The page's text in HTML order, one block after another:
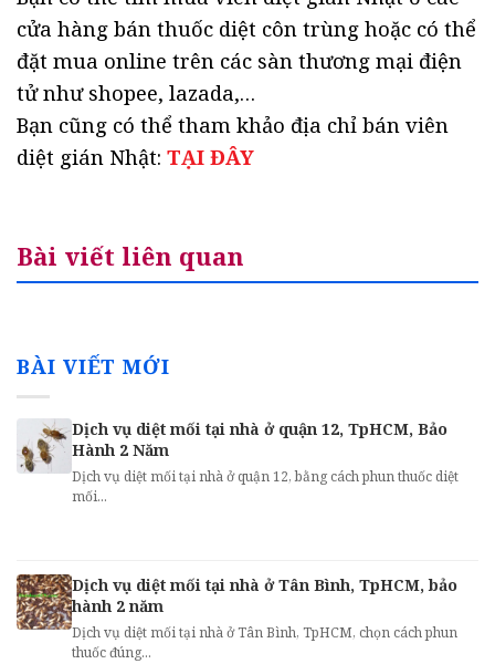
cửa hàng bán thuốc diệt côn trùng hoặc có thể
đặt mua online trên các sàn thương mại điện
tử như shopee, lazada,…
Bạn cũng có thể tham khảo địa chỉ bán viên
diệt gián Nhật: TẠI ĐÂY
Bài viết liên quan
BÀI VIẾT MỚI
Dịch vụ diệt mối tại nhà ở quận 12, TpHCM, Bảo
Hành 2 Năm
Dịch vụ diệt mối tại nhà ở quận 12, bằng cách phun thuốc diệt
mối...
Dịch vụ diệt mối tại nhà ở Tân Bình, TpHCM, bảo
hành 2 năm
Dịch vụ diệt mối tại nhà ở Tân Bình, TpHCM, chọn cách phun
thuốc đúng...